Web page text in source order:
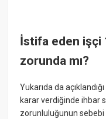
İstifa eden işçi
zorunda mı?
Yukarıda da
karar verdiğinde ihbar
zorunluluğunun sebebi